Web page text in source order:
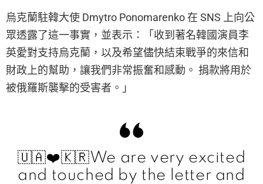
烏克蘭駐韓大使 Dmytro Ponomarenko 在 SNS 上向公
眾透露了這一事實，並表示：「收到著名韓國演員李
英愛對支持烏克蘭，以及希望儘快結束戰爭的來信和
財政上的幫助，讓我們非常振奮和感動。 捐款將用於
被俄羅斯襲擊的受害者。」
🇺🇦❤️🇰🇷We are very excited
and touched by the letter and